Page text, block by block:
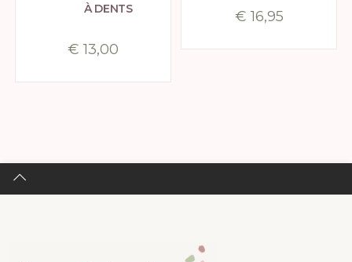
À DENTS
€ 13,00
€ 16,95